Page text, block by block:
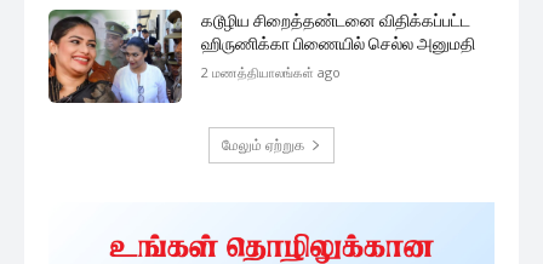
கடூழிய சிறைத்தண்டனை விதிக்கப்பட்ட
ஹிருணிக்கா பிணையில் செல்ல அனுமதி
2 மணத்தியாலங்கள் ago
மேலும் ஏற்றுக